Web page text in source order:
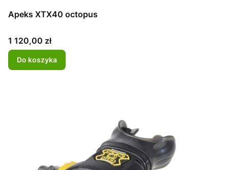
Apeks XTX40 octopus
Cena
1 120,00 zł
Do koszyka